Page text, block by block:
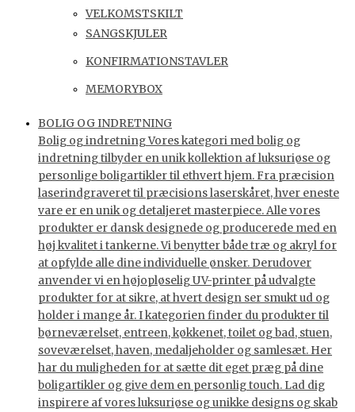
VELKOMSTSKILT
SANGSKJULER
KONFIRMATIONSTAVLER
MEMORYBOX
BOLIG OG INDRETNING
Bolig og indretning Vores kategori med bolig og
indretning tilbyder en unik kollektion af luksuriøse og
personlige boligartikler til ethvert hjem. Fra præcision
laserindgraveret til præcisions laserskåret, hver eneste
vare er en unik og detaljeret masterpiece. Alle vores
produkter er dansk designede og producerede med en
høj kvalitet i tankerne. Vi benytter både træ og akryl for
at opfylde alle dine individuelle ønsker. Derudover
anvender vi en højopløselig UV-printer på udvalgte
produkter for at sikre, at hvert design ser smukt ud og
holder i mange år. I kategorien finder du produkter til
børneværelset, entreen, køkkenet, toilet og bad, stuen,
soveværelset, haven, medaljeholder og samlesæt. Her
har du muligheden for at sætte dit eget præg på dine
boligartikler og give dem en personlig touch. Lad dig
inspirere af vores luksuriøse og unikke designs og skab